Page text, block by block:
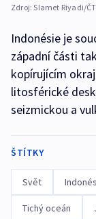
Zdroj:Slamet Riyadi/
Indonésie je
západní části
kopírujícím
litosférické
seizmickou a
ŠTÍTKY
Svět
Tichý oceán